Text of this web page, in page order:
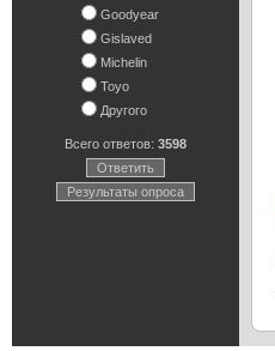
Goodyear
Gislaved
Michelin
Toyo
Другого
Всего ответов: 3598
Ответить
Результаты опроса